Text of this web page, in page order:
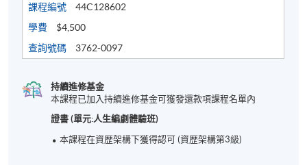
課程編號
44C128602
學費
$4,500
查詢號碼
3762-0097
持續進修基金
本課程已加入持續進修基金可獲發還款項課程名單內
證書 (單元:人生編劇體驗班)
本課程在資歴架構下獲得認可 (資歴架構第3級)